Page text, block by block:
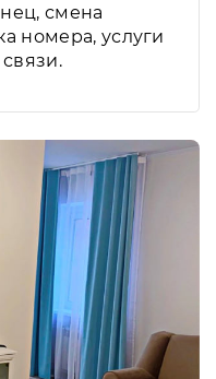
смена
номера, услуги